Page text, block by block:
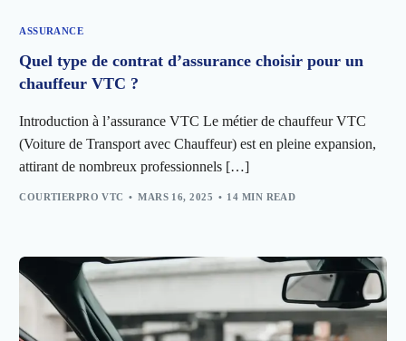
ASSURANCE
Quel type de contrat d’assurance choisir pour un
chauffeur VTC ?
Introduction à l’assurance VTC Le métier de chauffeur VTC
(Voiture de Transport avec Chauffeur) est en pleine expansion,
attirant de nombreux professionnels […]
COURTIERPRO VTC MARS 16, 2025 14 MIN READ